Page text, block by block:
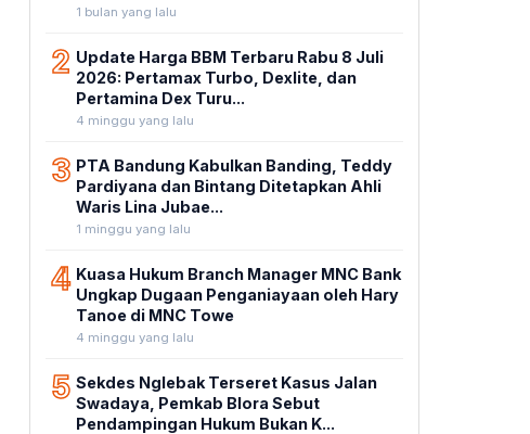
1 bulan yang lalu
2 Update Harga BBM Terbaru Rabu 8 Juli
2026: Pertamax Turbo, Dexlite, dan
Pertamina Dex Turu...
4 minggu yang lalu
3 PTA Bandung Kabulkan Banding, Teddy
Pardiyana dan Bintang Ditetapkan Ahli
Waris Lina Jubae...
1 minggu yang lalu
4 Kuasa Hukum Branch Manager MNC Bank
Ungkap Dugaan Penganiayaan oleh Hary
Tanoe di MNC Towe
4 minggu yang lalu
5 Sekdes Nglebak Terseret Kasus Jalan
Swadaya, Pemkab Blora Sebut
Pendampingan Hukum Bukan K...